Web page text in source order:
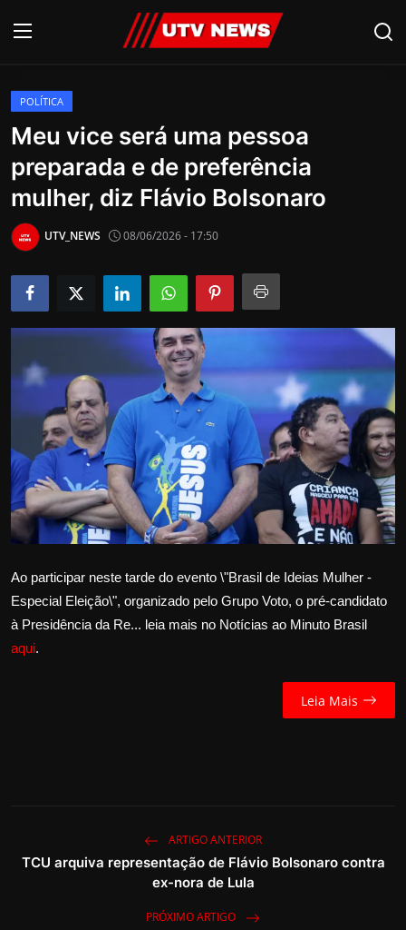
AO VIVO
PIRACICABA
CAMPINAS
LIMEIRA
ESPIRITO SANTO
Economia
Cultura
Internacional
APOIE
Educação
Política
Saúde
POLÍTICA
Meu vice será uma pessoa
preparada e de preferência
mulher, diz Flávio Bolsonaro
UTV_NEWS 08/06/2026 - 17:50
Ao participar neste tarde do evento \"Brasil de Ideias Mulher -
Especial Eleição\", organizado pelo Grupo Voto, o pré-candidato
à Presidência da Re... leia mais no Notícias ao Minuto Brasil
aqui.
Leia Mais
ARTIGO ANTERIOR
TCU arquiva representação de Flávio Bolsonaro contra
ex-nora de Lula
PRÓXIMO ARTIGO